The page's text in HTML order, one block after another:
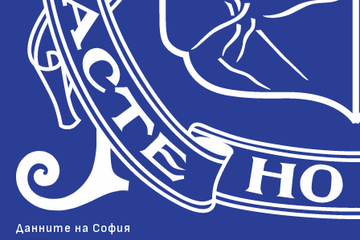
Данните на София